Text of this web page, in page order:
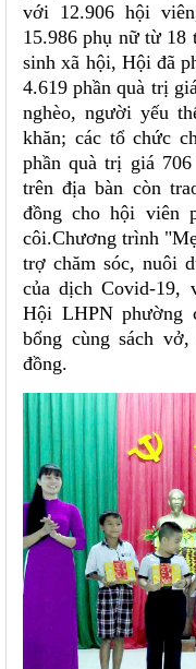
với 12.906 hội
15.986 phụ nữ từ 18
sinh xã hội, Hội đã
4.619 phần quà trị
nghèo, người yếu
khăn; các tổ chức
phần quà trị giá
trên địa bàn còn
đồng cho hội viên
côi.Chương trình
trợ chăm sóc, nuôi
của dịch Covid-19,
Hội LHPN phường
bổng cùng sách
đồng.